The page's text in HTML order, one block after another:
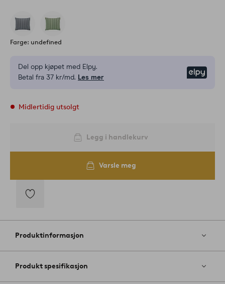
Farge: undefined
Del opp kjøpet med Elpy.
Betal fra 37 kr/md. Les mer
Midlertidig utsolgt
Legg i handlekurv
Varsle meg
til
favoritter
Produktinformasjon
Produkt spesifikasjon